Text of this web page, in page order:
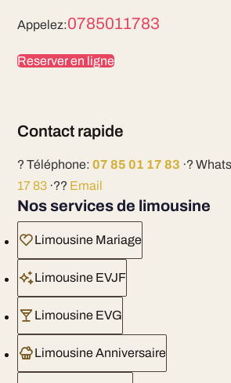
Appelez:0785011783
Reserver en ligne
Contact rapide
? Téléphone: 07 85 01 17 83 ·?
17 83·?? Email
Nos services de limousine
Limousine Mariage
Limousine EVJF
Limousine EVG
Limousine Anniversaire